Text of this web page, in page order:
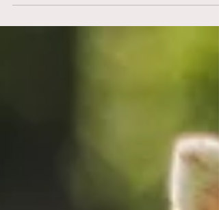
правилното лечение и превенция у дома.